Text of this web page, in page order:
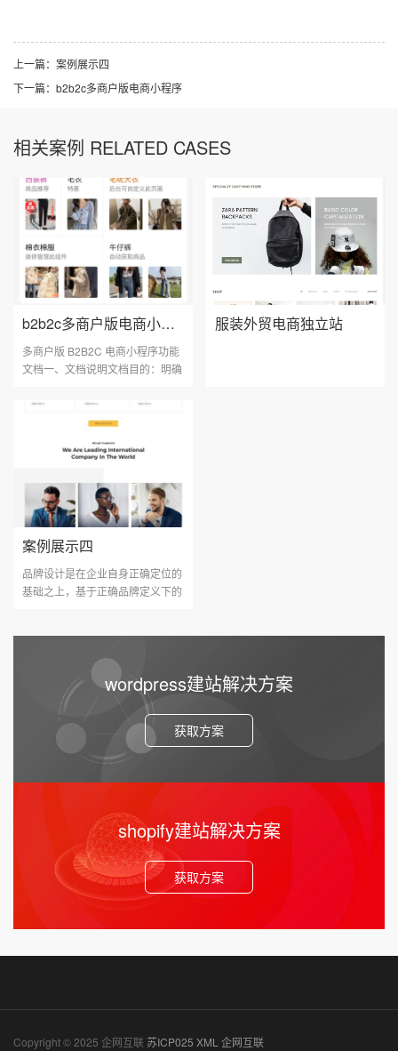
上一篇： 案例展示四
下一篇： b2b2c多商户版电商小程序
相关案例 RELATED CASES
b2b2c多商户版电商小程序
多商户版 B2B2C 电商小程序功能
文档一、文档说明文档目的：明确
服装外贸电商独立站
案例展示四
品牌设计是在企业自身正确定位的
基础之上，基于正确品牌定义下的
wordpress建站解决方案
获取方案
shopify建站解决方案
获取方案
Copyright © 2025 企网互联苏ICP025 XML 企网互联